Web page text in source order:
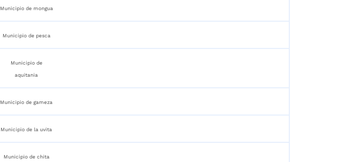
Municipio de mongua
Municipio de pesca
Municipio de
aquitania
Municipio de gameza
Municipio de la uvita
Municipio de chita